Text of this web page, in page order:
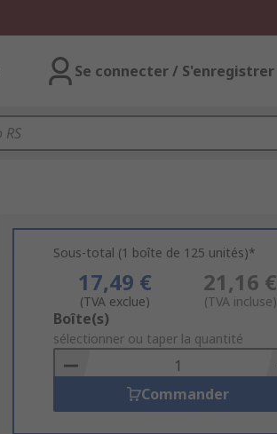
Se connecter / S'enregistrer
Sous-total (1 boîte de 125 unités)*
17,49 €
(TVA exclue)
21,16 €
(TVA incluse)
Add
to
Basket
Boîte(s)
sélectionner ou taper la quantité
Commander